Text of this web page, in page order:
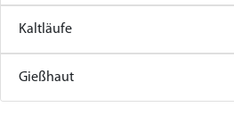
Kaltläufe
Gießhaut